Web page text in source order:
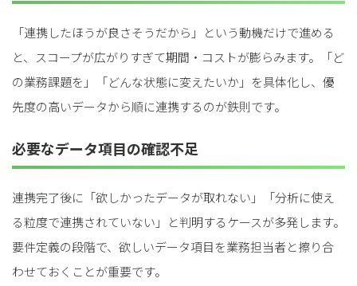
「連携したほうが良さそうだから」という動機だけで進める
と、スコープが広がりすぎて期間・コストが膨らみます。「ど
の業務課題を」「どんな状態に変えたいか」を具体化し、優
先度の高いデータから順に連携するのが鉄則です。
必要なデータ項目の確認不足
連携完了後に「欲しかったデータが取れない」「分析に使え
る粒度で連携されていない」と判明するケースが多発します。
要件定義の段階で、欲しいデータ項目を業務担当者と擦り合
わせておくことが重要です。